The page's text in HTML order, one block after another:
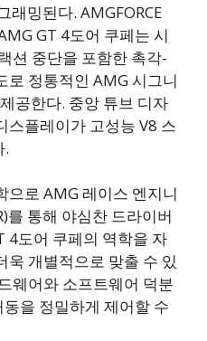
래밍된다. AMGFORCE
GT 4도어 쿠페는 시
션 중단을 포함한 촉각-
로 정통적인 AMG 시그니
공한다. 중앙 튜브 디자
스플레이가 고성능 V8 스
.
으로 AMG 레이스 엔지니
를 통해 야심찬 드라이버
4도어 쿠페의 역학을 자
욱 개별적으로 맞출 수 있
웨어와 소프트웨어 덕분
을 정밀하게 제어할 수